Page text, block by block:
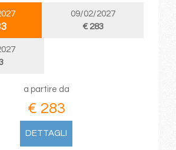
09/02/2027
€ 283
a partire da
€ 283
DETTAGLI